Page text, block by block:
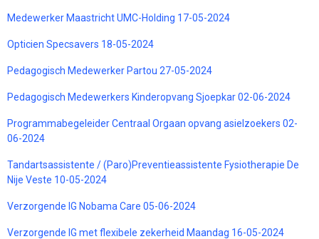
Medewerker Maastricht UMC-Holding 17-05-2024
Opticien Specsavers 18-05-2024
Pedagogisch Medewerker Partou 27-05-2024
Pedagogisch Medewerkers Kinderopvang Sjoepkar 02-06-2024
Programmabegeleider Centraal Orgaan opvang asielzoekers 02-
06-2024
Tandartsassistente / (Paro)Preventieassistente Fysiotherapie De
Nije Veste 10-05-2024
Verzorgende IG Nobama Care 05-06-2024
Verzorgende IG met flexibele zekerheid Maandag 16-05-2024